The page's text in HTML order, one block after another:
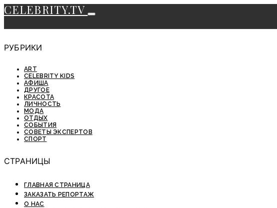
CELEBRITY.TV
РУБРИКИ
ART
CELEBRITY KIDS
АФИША
ДРУГОЕ
КРАСОТА
ЛИЧНОСТЬ
МОДА
ОТДЫХ
СОБЫТИЯ
СОВЕТЫ ЭКСПЕРТОВ
СПОРТ
СТРАНИЦЫ
ГЛАВНАЯ СТРАНИЦА
ЗАКАЗАТЬ РЕПОРТАЖ
О НАС